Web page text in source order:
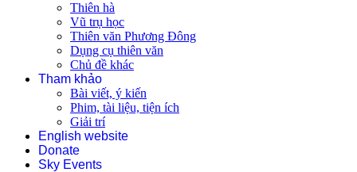
Thiên hà
Vũ trụ học
Thiên văn Phương Đông
Dụng cụ thiên văn
Chủ đề khác
Tham khảo
Bài viết, ý kiến
Phim, tài liệu, tiện ích
Giải trí
English website
Donate
Sky Events